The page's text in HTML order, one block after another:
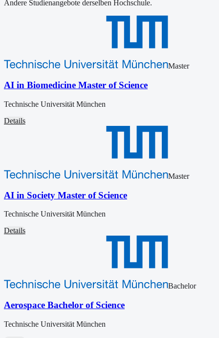
Andere Studienangebote derselben Hochschule.
Master
AI in Biomedicine Master of Science
Technische Universität München
Details
Master
AI in Society Master of Science
Technische Universität München
Details
Bachelor
Aerospace Bachelor of Science
Technische Universität München